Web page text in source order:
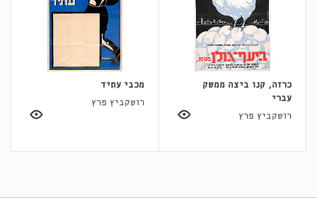
כרזה, קנו ביצה ממשק
עברי
רושקביץ פרץ
מכבי עתיד
רושקביץ פרץ